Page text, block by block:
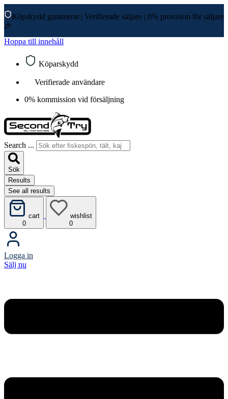
Köpskydd garanterat | Verifierade säljare | 0% provision för säljare
🎉
Hoppa till innehåll
Köparskydd
Verifierade användare
0% kommission vid försäljning
Search ...
Sök
Results
See all results
cart
0
wishlist
0
Logga in
Sälj nu